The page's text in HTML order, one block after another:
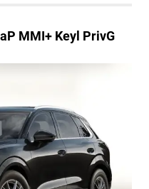
MMI+ Keyl PrivG